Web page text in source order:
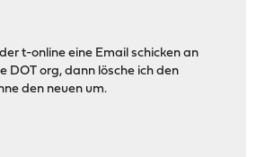
t-online eine Email schicken an
DOT org, dann lösche ich den
den neuen um.